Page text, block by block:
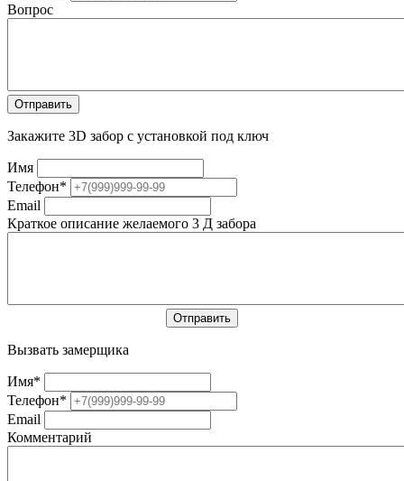
Вопрос
Закажите 3D забор с установкой под ключ
Имя
Телефон*
Email
Краткое описание желаемого 3 Д забора
Вызвать замерщика
Имя*
Телефон*
Email
Комментарий